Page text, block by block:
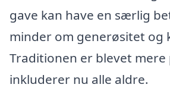
gave kan have en særlig
minder om generøsitet og
Traditionen er blevet
inkluderer nu alle aldre.